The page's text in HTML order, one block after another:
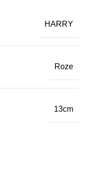
HARRY
Roze
13cm